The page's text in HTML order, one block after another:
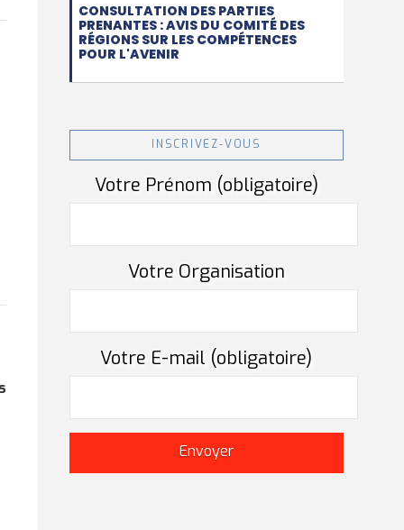
CONSULTATION DES PARTIES
PRENANTES : AVIS DU COMITÉ DES
RÉGIONS SUR LES COMPÉTENCES
POUR L'AVENIR
INSCRIVEZ-VOUS
Votre Prénom (obligatoire)
Votre Organisation
Votre E-mail (obligatoire)